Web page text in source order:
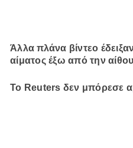
Άλλα πλάνα βίντεο
αίματος έξω από την
Το Reuters δεν μπόρεσε